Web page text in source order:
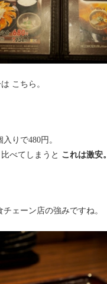
こちら。
りで480円。
べてしまうと これは激安。
ェーン店の強みですね。